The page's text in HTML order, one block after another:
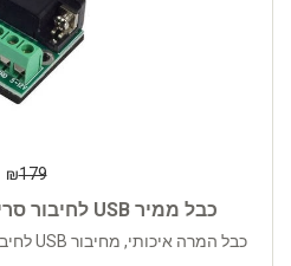
₪179
כבל ממיר USB לחיבור סריאלי RS485 / RS422
כבל המרה איכותי, מחיבור USB לחיבור RS485 או חיבור RS422....